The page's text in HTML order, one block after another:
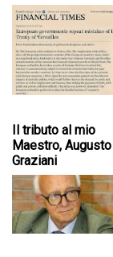
Il tributo al mio
Maestro, Augusto
Graziani